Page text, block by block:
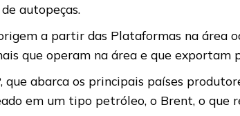
autopeças.
a partir das Plataformas na área
que operam na área e que
que abarca os principais países
em um tipo petróleo, o Brent, o que